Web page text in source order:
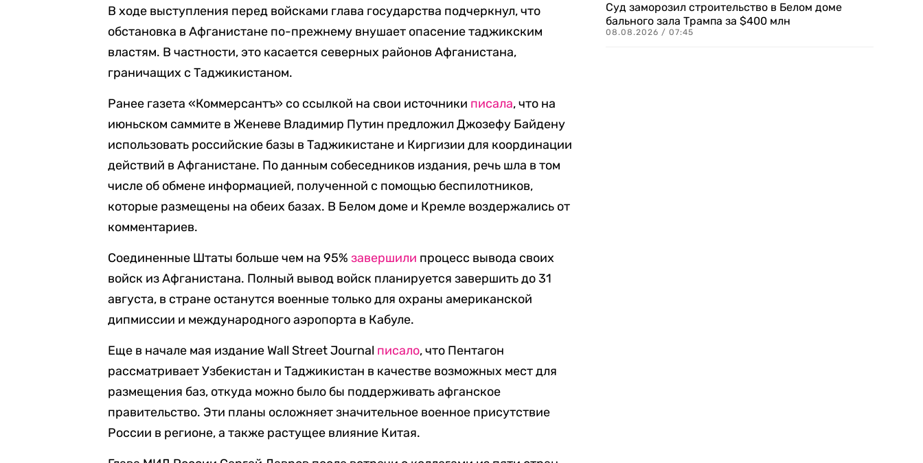
В ходе выступления перед войсками глава государства подчеркнул, что
обстановка в Афганистане по-прежнему внушает опасение таджикским
властям. В частности, это касается северных районов Афганистана,
граничащих с Таджикистаном.
Ранее газета «Коммерсантъ» со ссылкой на свои источники писала, что на
июньском саммите в Женеве Владимир Путин предложил Джозефу Байдену
использовать российские базы в Таджикистане и Киргизии для координации
действий в Афганистане. По данным собеседников издания, речь шла в том
числе об обмене информацией, полученной с помощью беспилотников,
которые размещены на обеих базах. В Белом доме и Кремле воздержались от
комментариев.
Соединенные Штаты больше чем на 95%завершили процесс вывода своих
войск из Афганистана. Полный вывод войск планируется завершить до 31
августа, в стране останутся военные только для охраны американской
дипмиссии и международного аэропорта в Кабуле.
Еще в начале мая издание Wall Street Journal писало, что Пентагон
рассматривает Узбекистан и Таджикистан в качестве возможных мест для
размещения баз, откуда можно было бы поддерживать афганское
правительство. Эти планы осложняет значительное военное присутствие
России в регионе, а также растущее влияние Китая.
Суд заморозил строительство в Белом доме
бального зала Трампа за $400 млн
08.08.2026 / 07:45